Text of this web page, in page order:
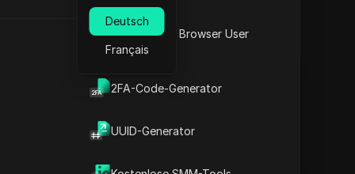
Was ist mein Browser User
Agent
2FA-Code-Generator
UUID-Generator
Deutsch
Français
Fragen stellen
Fragen zu dieser Seite stellen
In Claude öffnen
Fragen zu dieser Seite stellen
Was ist der neue Link von